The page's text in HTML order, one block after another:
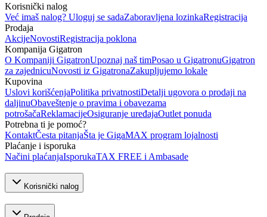
Korisnički nalog
Već imaš nalog? Uloguj se sadaZaboravljena lozinkaRegistracija
Prodaja
AkcijeNovostiRegistracija poklona
Kompanija Gigatron
O Kompaniji GigatronUpoznaj naš timPosao u GigatronuGigatron
za zajednicuNovosti iz GigatronaZakupljujemo lokale
Kupovina
Uslovi korišćenjaPolitika privatnostiDetalji ugovora o prodaji na
daljinuObaveštenje o pravima i obavezama
potrošačaReklamacijeOsiguranje uređajaOutlet ponuda
Potrebna ti je pomoć?
KontaktČesta pitanjaŠta je GigaMAX program lojalnosti
Plaćanje i isporuka
Načini plaćanjaIsporukaTAX FREE i Ambasade
Korisnički nalog